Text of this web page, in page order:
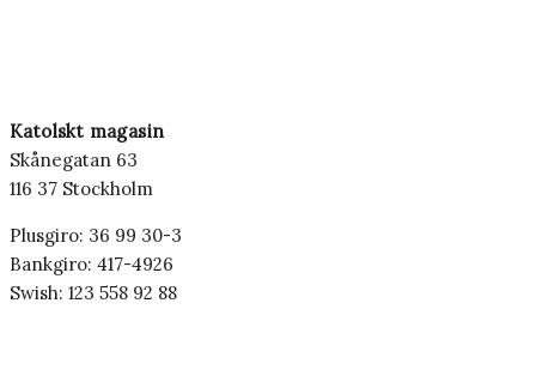
Katolskt magasin
Skånegatan 63
116 37 Stockholm
Plusgiro: 36 99 30-3
Bankgiro: 417-4926
Swish: 123 558 92 88